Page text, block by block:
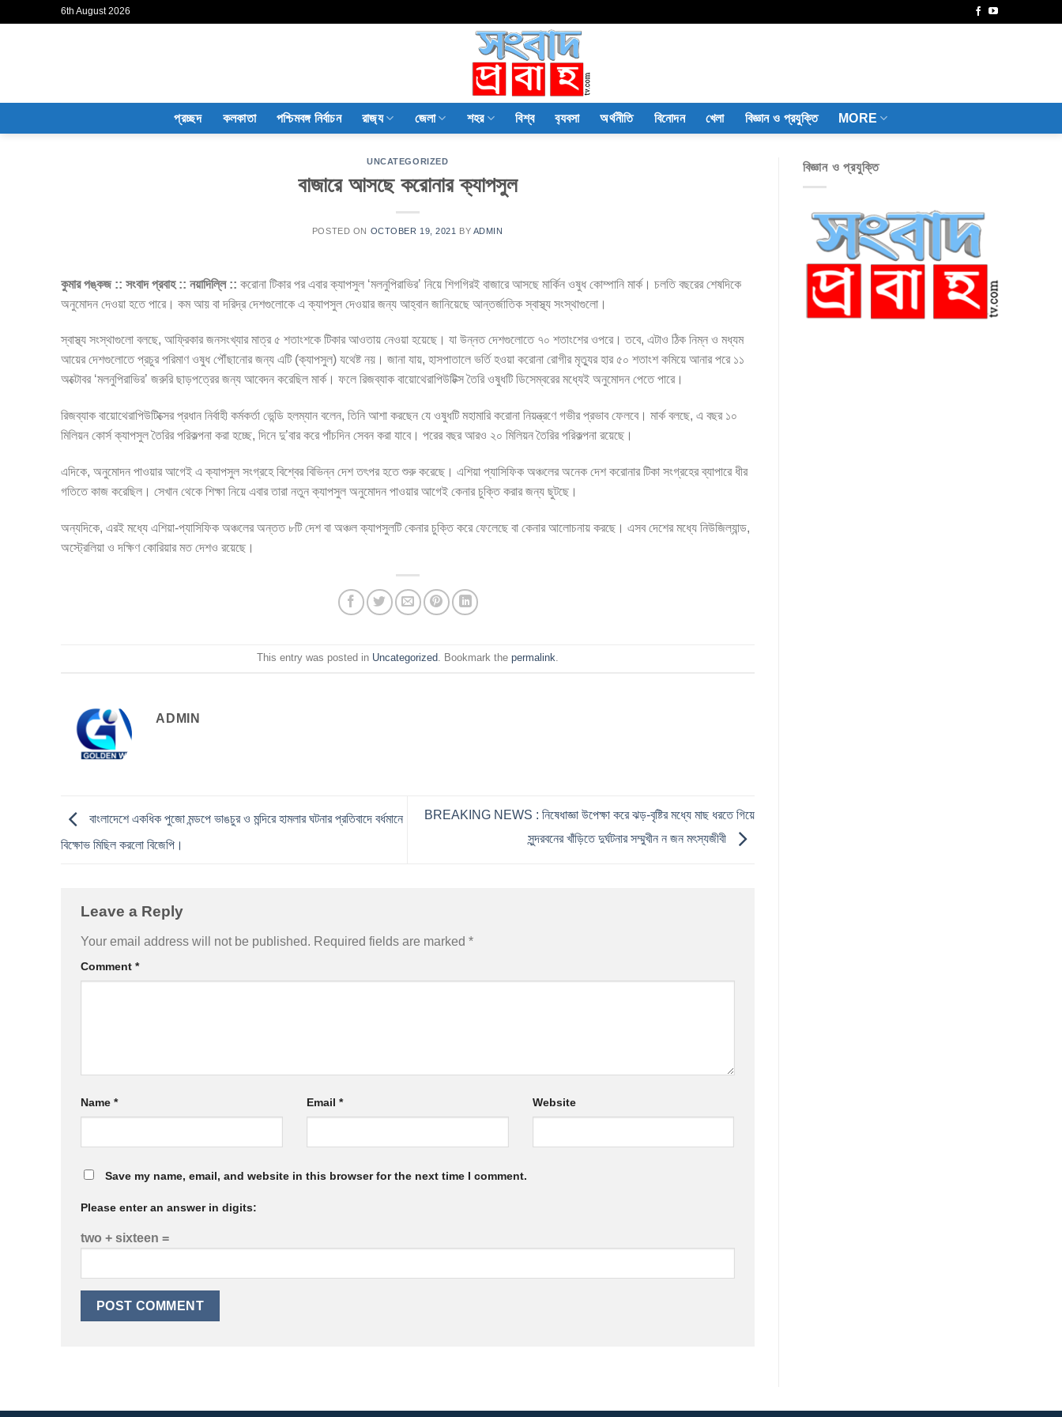
6th August 2026
প্রচ্ছদ কলকাতা পশ্চিমবঙ্গ নির্বাচন রাজ‍্য জেলা শহর বিশ্ব ব‍্যবসা অর্থনীতি বিনোদন খেলা বিজ্ঞান ও প্রযুক্তি MORE
UNCATEGORIZED
বাজারে আসছে করোনার ক্যাপসুল
POSTED ON OCTOBER 19, 2021 BY ADMIN
কুমার পঙ্কজ :: সংবাদ প্রবাহ :: নয়াদিল্লি :: করোনা টিকার পর এবার ক্যাপসুল ‘মলনুপিরাভির’ নিয়ে শিগগিরই বাজারে আসছে মার্কিন ওষুধ কোম্পানি মার্ক। চলতি বছরের শেষদিকে
অনুমোদন দেওয়া হতে পারে। কম আয় বা দরিদ্র দেশগুলোকে এ ক্যাপসুল দেওয়ার জন্য আহ্বান জানিয়েছে আন্তর্জাতিক স্বাস্থ্য সংস্থাগুলো।
স্বাস্থ্য সংস্থাগুলো বলছে, আফ্রিকার জনসংখ্যার মাত্র ৫ শতাংশকে টিকার আওতায় নেওয়া হয়েছে। যা উন্নত দেশগুলোতে ৭০ শতাংশের ওপরে। তবে, এটাও ঠিক নিম্ন ও মধ্যম
আয়ের দেশগুলোতে প্রচুর পরিমাণ ওষুধ পৌঁছানোর জন্য এটি (ক্যাপসুল) যথেষ্ট নয়। জানা যায়, হাসপাতালে ভর্তি হওয়া করোনা রোগীর মৃত্যুর হার ৫০ শতাংশ কমিয়ে আনার পরে ১১
অক্টোবর ‘মলনুপিরাভির’ জরুরি ছাড়পত্রের জন্য আবেদন করেছিল মার্ক। ফলে রিজব্যাক বায়োথেরাপিউটিক্স তৈরি ওষুধটি ডিসেম্বরের মধ্যেই অনুমোদন পেতে পারে।
রিজব্যাক বায়োথেরাপিউটিক্সের প্রধান নির্বাহী কর্মকর্তা ভেন্ডি হলম্যান বলেন, তিনি আশা করছেন যে ওষুধটি মহামারি করোনা নিয়ন্ত্রণে গভীর প্রভাব ফেলবে। মার্ক বলছে, এ বছর ১০
মিলিয়ন কোর্স ক্যাপসুল তৈরির পরিকল্পনা করা হচ্ছে, দিনে দু’বার করে পাঁচদিন সেবন করা যাবে। পরের বছর আরও ২০ মিলিয়ন তৈরির পরিকল্পনা রয়েছে।
এদিকে, অনুমোদন পাওয়ার আগেই এ ক্যাপসুল সংগ্রহে বিশ্বের বিভিন্ন দেশ তৎপর হতে শুরু করেছে। এশিয়া প্যাসিফিক অঞ্চলের অনেক দেশ করোনার টিকা সংগ্রহের ব্যাপারে ধীর
গতিতে কাজ করেছিল। সেখান থেকে শিক্ষা নিয়ে এবার তারা নতুন ক্যাপসুল অনুমোদন পাওয়ার আগেই কেনার চুক্তি করার জন্য ছুটছে।
অন্যদিকে, এরই মধ্যে এশিয়া-প্যাসিফিক অঞ্চলের অন্তত ৮টি দেশ বা অঞ্চল ক্যাপসুলটি কেনার চুক্তি করে ফেলেছে বা কেনার আলোচনায় করছে। এসব দেশের মধ্যে নিউজিল্যান্ড,
অস্ট্রেলিয়া ও দক্ষিণ কোরিয়ার মত দেশও রয়েছে।
This entry was posted in Uncategorized. Bookmark the permalink.
ADMIN
বাংলাদেশে একধিক পুজো মন্ডপে ভাঙচুর ও মন্দিরে হামলার ঘটনার প্রতিবাদে বর্ধমানে
বিক্ষোভ মিছিল করলো বিজেপি।
BREAKING NEWS : নিষেধাজ্ঞা উপেক্ষা করে ঝড়-বৃষ্টির মধ্যে মাছ ধরতে গিয়ে
সুন্দরবনের খাঁড়িতে দুর্ঘটনার সম্মুখীন ন জন মৎস্যজীবী
Leave a Reply
Your email address will not be published. Required fields are marked *
Comment *
Name * Email * Website
Save my name, email, and website in this browser for the next time I comment.
Please enter an answer in digits:
two + sixteen =
বিজ্ঞান ও প্রযুক্তি